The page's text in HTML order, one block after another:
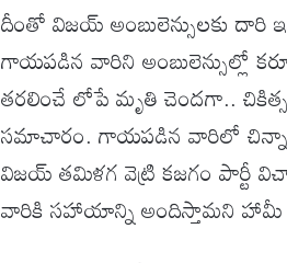
దీంతో విజయ్ అంబులెన్సులకు దారి
గాయపడిన వారిని అంబులెన్సుల్లో
తరలించే లోపే మృతి చెందగా.. చికిత్స
సమాచారం. గాయపడిన వారిలో
విజయ్ తమిళగ వెట్రి కజగం పార్టీ
వారికి సహాయాన్ని అందిస్తామని హామీ